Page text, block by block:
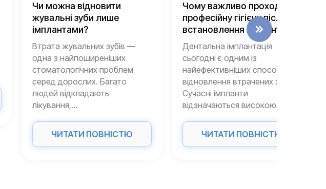
Чи можна відновити
жувальні зуби лише
імплантами?
Втрата жувальних зубів —
одна з найпоширеніших
стоматологічних проблем
серед дорослих. Багато
людей відкладають
лікування,...
ЧИТАТИ ПОВНІСТЮ
Чому важливо проходити
професійну гігієну після
встановлення імплантів?
Дентальна імплантація
сьогодні є одним із
найефективніших способів
відновлення втрачених зубів.
Сучасні імпланти
відзначаються високою...
ЧИТАТИ ПОВНІСТЮ